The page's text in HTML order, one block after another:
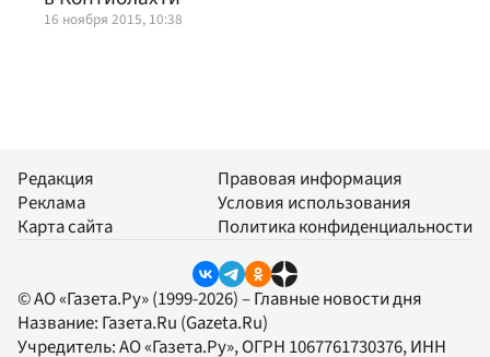
16 ноября 2015, 10:38
Редакция
Реклама
Карта сайта
Правовая информация
Условия использования
Политика конфиденциальности
© АО «Газета.Ру» (1999-2026) – Главные новости дня
Название: Газета.Ru (Gazeta.Ru)
Учредитель:АО «Газета.Ру», ОГРН 1067761730376, ИНН